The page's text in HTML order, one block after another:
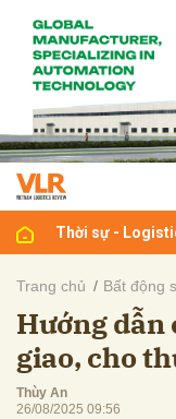
Thời sự -
Trang chủ Bất động
Hướng dẫn
giao, cho
Thùy An
26/08/2025 09:56
luận